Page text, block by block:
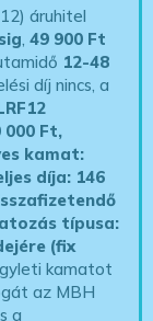
áruhitel
,49 900 Ft
12-48
díj nincs, a
000 Ft,
kamat:
díja: 146
típusa:
(fix
kamatot
az MBH
a